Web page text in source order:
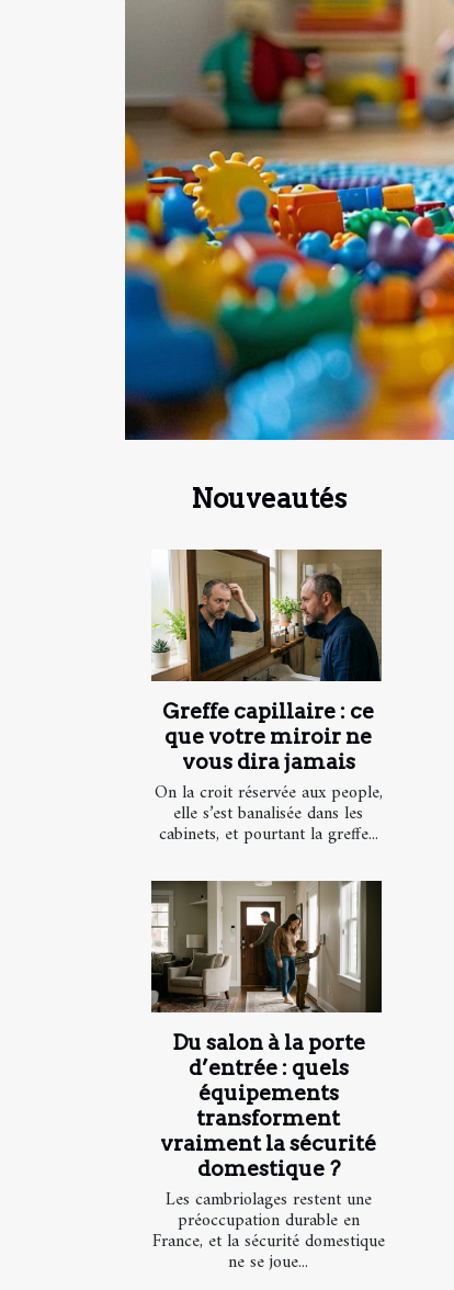
Nouveautés
Greffe capillaire : ce
que votre miroir ne
vous dira jamais
On la croit réservée aux people,
elle s’est banalisée dans les
cabinets, et pourtant la greffe...
Du salon à la porte
d’entrée : quels
équipements
transforment
vraiment la sécurité
domestique ?
Les cambriolages restent une
préoccupation durable en
France, et la sécurité domestique
ne se joue...